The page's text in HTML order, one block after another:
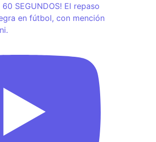
SEGUNDOS! El repaso
en fútbol, con mención